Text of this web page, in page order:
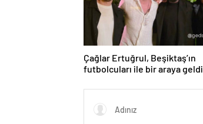
Çağlar Ertuğrul, Beşiktaş’ın
futbolcuları ile bir araya geldi